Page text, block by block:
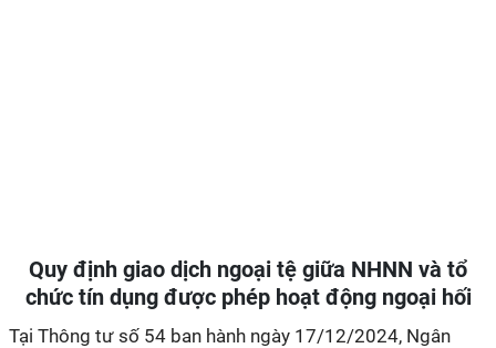
Quy định giao dịch ngoại tệ giữa NHNN và tổ
chức tín dụng được phép hoạt động ngoại hối
Tại Thông tư số 54 ban hành ngày 17/12/2024, Ngân